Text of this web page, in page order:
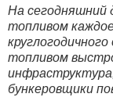
На сегодняшний
топливом
топливом
бункеровщики